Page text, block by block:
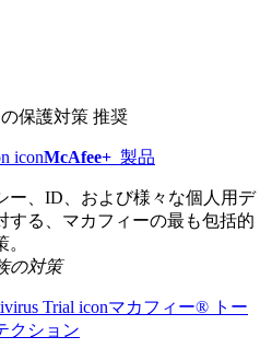
保護対策 推奨
McAfee+ 製品
ー、ID、および様々な個人用デ
する、マカフィーの最も包括的
の対策
マカフィー® トー
クション